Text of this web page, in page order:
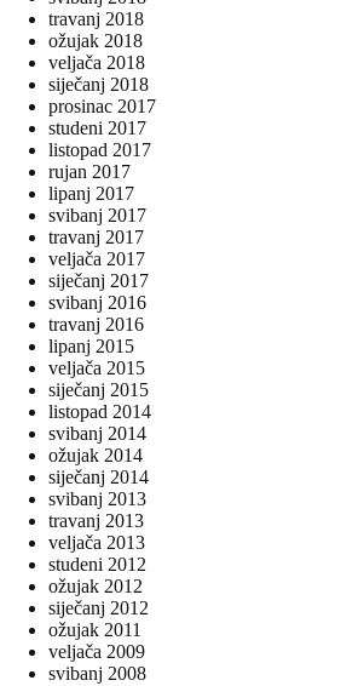
travanj 2018
ožujak 2018
veljača 2018
siječanj 2018
prosinac 2017
studeni 2017
listopad 2017
rujan 2017
lipanj 2017
svibanj 2017
travanj 2017
veljača 2017
siječanj 2017
svibanj 2016
travanj 2016
lipanj 2015
veljača 2015
siječanj 2015
listopad 2014
svibanj 2014
ožujak 2014
siječanj 2014
svibanj 2013
travanj 2013
veljača 2013
studeni 2012
ožujak 2012
siječanj 2012
ožujak 2011
veljača 2009
svibanj 2008